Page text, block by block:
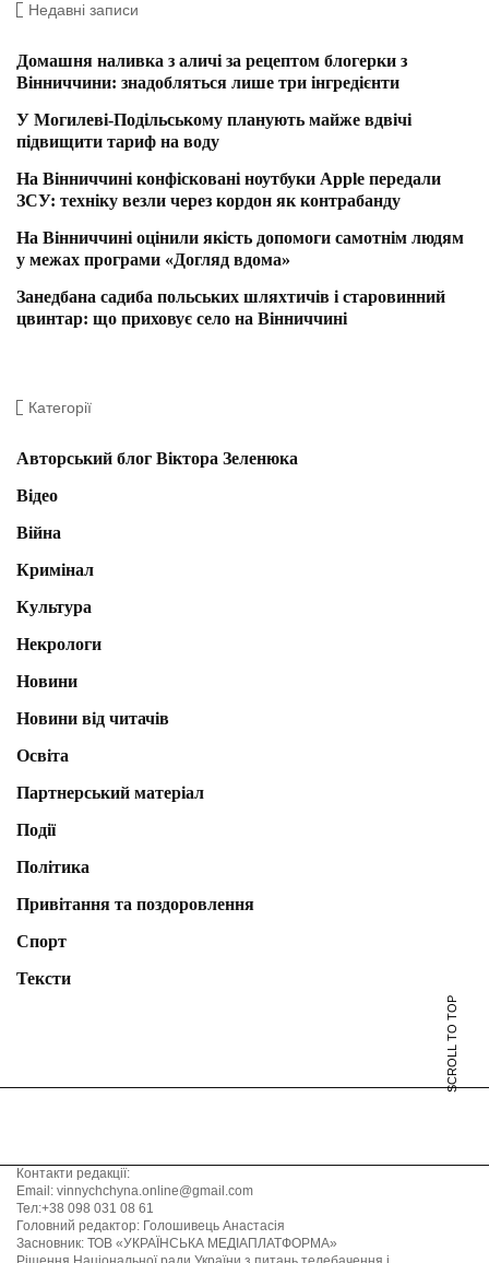
Недавні записи
Домашня наливка з аличі за рецептом блогерки з
Вінниччини: знадобляться лише три інгредієнти
У Могилеві-Подільському планують майже вдвічі
підвищити тариф на воду
На Вінниччині конфісковані ноутбуки Apple передали
ЗСУ: техніку везли через кордон як контрабанду
На Вінниччині оцінили якість допомоги самотнім людям
у межах програми «Догляд вдома»
Занедбана садиба польських шляхтичів і старовинний
цвинтар: що приховує село на Вінниччині
Категорії
Авторський блог Віктора Зеленюка
Відео
Війна
Кримінал
Культура
Некрологи
Новини
Новини від читачів
Освіта
Партнерський матеріал
Події
Політика
Привітання та поздоровлення
Спорт
Тексти
SCROLL TO TOP
Контакти редакції:
Email: vinnychchyna.online@gmail.com
Тел:+38 098 031 08 61
Головний редактор: Голошивець Анастасія
Засновник: ТОВ «УКРАЇНСЬКА МЕДІАПЛАТФОРМА»